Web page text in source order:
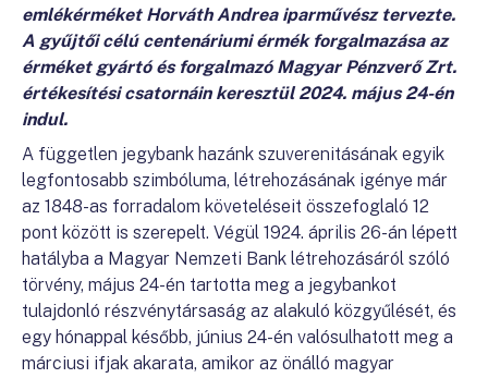
emlékérméket Horváth Andrea iparművész tervezte.
A gyűjtői célú centenáriumi érmék forgalmazása az
érméket gyártó és forgalmazó Magyar Pénzverő Zrt.
értékesítési csatornáin keresztül 2024. május 24-én
indul.
A független jegybank hazánk szuverenitásának egyik
legfontosabb szimbóluma, létrehozásának igénye már
az 1848-as forradalom követeléseit összefoglaló 12
pont között is szerepelt. Végül 1924. április 26-án lépett
hatályba a Magyar Nemzeti Bank létrehozásáról szóló
törvény, május 24-én tartotta meg a jegybankot
tulajdonló részvénytársaság az alakuló közgyűlését, és
egy hónappal később, június 24-én valósulhatott meg a
márciusi ifjak akarata, amikor az önálló magyar